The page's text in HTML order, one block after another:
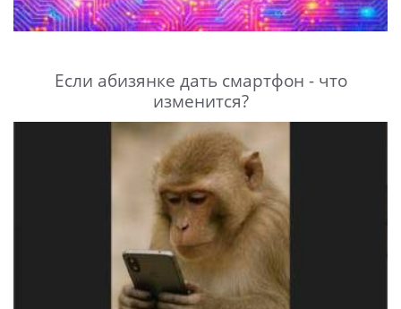
Если абизянке дать смартфон - что
изменится?